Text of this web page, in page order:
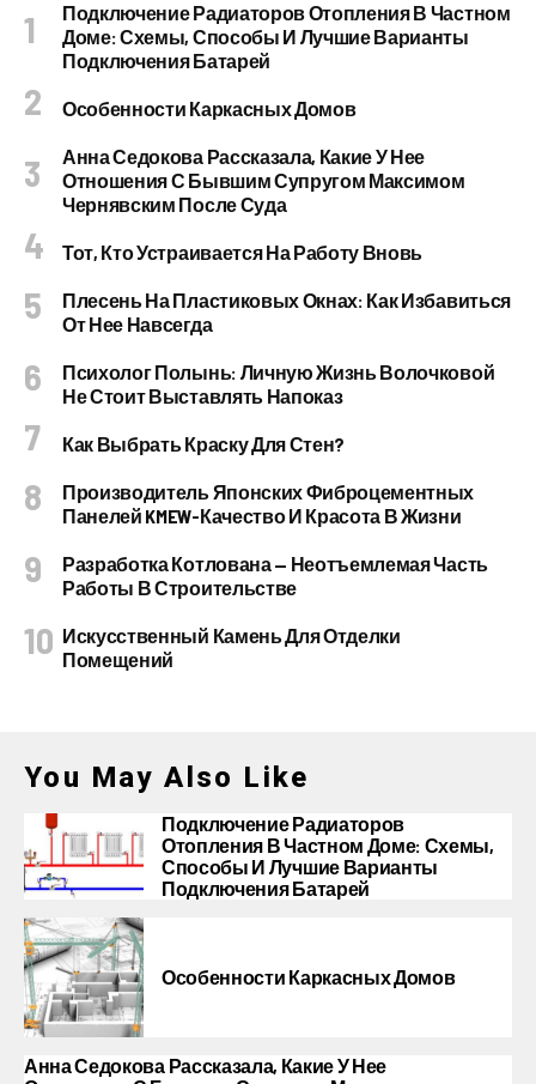
Подключение Радиаторов Отопления В Частном
Доме: Схемы, Способы И Лучшие Варианты
Подключения Батарей
Особенности Каркасных Домов
Анна Седокова Рассказала, Какие У Нее
Отношения С Бывшим Супругом Максимом
Чернявским После Суда
Тот, Кто Устраивается На Работу Вновь
Плесень На Пластиковых Окнах: Как Избавиться
От Нее Навсегда
Психолог Полынь: Личную Жизнь Волочковой
Не Стоит Выставлять Напоказ
Как Выбрать Краску Для Стен?
Производитель Японских Фиброцементных
Панелей KMEW-Качество И Красота В Жизни
Разработка Котлована — Неотъемлемая Часть
Работы В Строительстве
Искусственный Камень Для Отделки
Помещений
You May Also Like
Подключение Радиаторов
Отопления В Частном Доме: Схемы,
Способы И Лучшие Варианты
Подключения Батарей
Особенности Каркасных Домов
Анна Седокова Рассказала, Какие У Нее